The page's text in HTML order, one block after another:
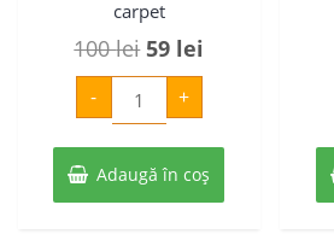
carpet
100lei Prețul
inițial
fost:
100 lei.
59 lei
59 lei.
-
Cantitate
Dracilia
tunberga-
carpet
+
Adaugă în coș